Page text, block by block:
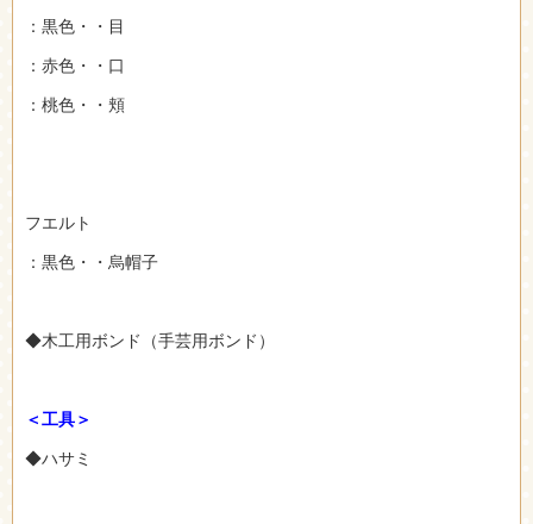
：黒色・・目
：赤色・・口
：桃色・・頬
フエルト
：黒色・・烏帽子
◆木工用ボンド（手芸用ボンド）
＜工具＞
◆ハサミ